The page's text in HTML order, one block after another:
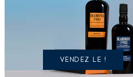
SPIRITUEUX
IDENTIQUE
VENDEZ LE !